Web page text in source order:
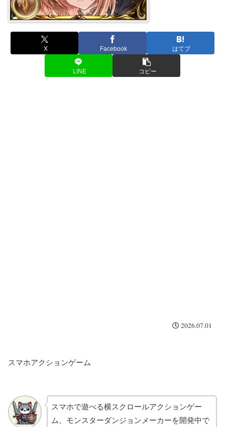
X Facebook はてブ
LINE コピー
2026.07.01
スマホアクションゲーム
スマホで遊べる横スクロールアクションゲー
ム、モンスターダンジョンメーカーを開発中で